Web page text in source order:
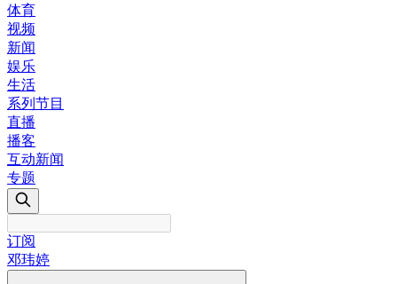
体育
视频
新闻
娱乐
生活
系列节目
直播
播客
互动新闻
专题
订阅
邓玮婷